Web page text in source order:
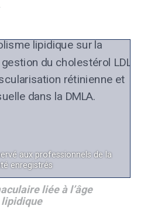
aux professionnels de la
enregistrés
liée à l’âge
lipidique